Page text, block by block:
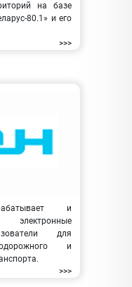
на базе
80.1» и его
>>>
и
электронные
для
и
>>>